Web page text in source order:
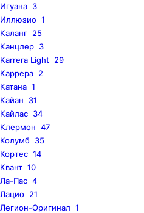
Игуана 3
Иллюзио 1
Каланг 25
Канцлер 3
Karrera Light 29
Каррера 2
Катана 1
Кайан
31
Кайлас 34
Клермон 47
Колумб
35
Кортес 14
Квант 10
Ла-Пас 4
Лацио 21
Легион-Оригинал 1